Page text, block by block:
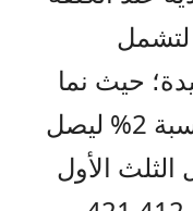
لتشمل
حيث نما
إجمالي عدد المتقاعدين بنسبة 2% ليصل
خلال الثلث الأول